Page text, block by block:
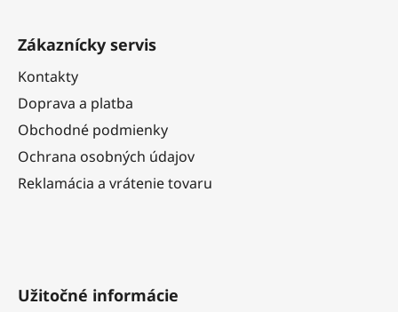
Zákaznícky servis
Kontakty
Doprava a platba
Obchodné podmienky
Ochrana osobných údajov
Reklamácia a vrátenie tovaru
Užitočné informácie